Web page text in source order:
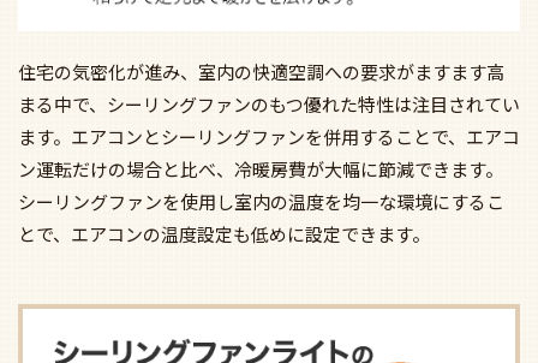
住宅の気密化が進み、室内の快適空調への要求がますます高
まる中で、シーリングファンのもつ優れた特性は注目されてい
ます。エアコンとシーリングファンを併用することで、エアコ
ン運転だけの場合と比べ、冷暖房費が大幅に節減できます。
シーリングファンを使用し室内の温度を均一な環境にするこ
とで、エアコンの温度設定も低めに設定できます。